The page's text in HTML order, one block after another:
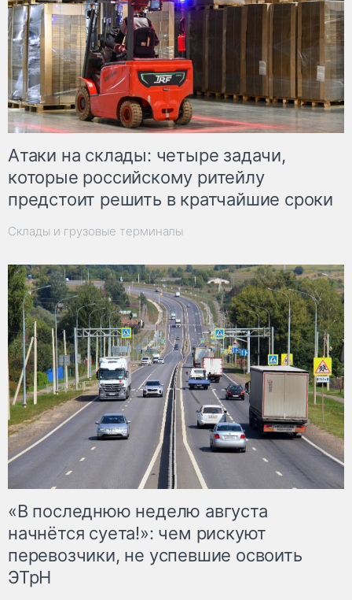
Атаки на склады: четыре задачи,
которые российскому ритейлу
предстоит решить в кратчайшие сроки
Склады и грузовые терминалы
«В последнюю неделю августа
начнётся суета!»: чем рискуют
перевозчики, не успевшие освоить
ЭТрН